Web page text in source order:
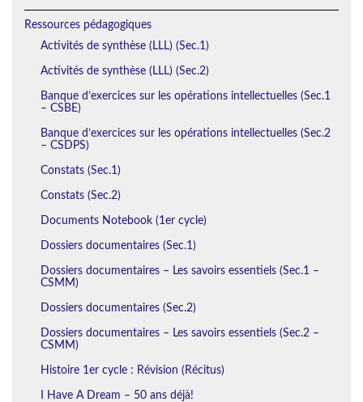
Ressources pédagogiques
Activités de synthèse (LLL) (Sec.1)
Activités de synthèse (LLL) (Sec.2)
Banque d’exercices sur les opérations intellectuelles (Sec.1
– CSBE)
Banque d’exercices sur les opérations intellectuelles (Sec.2
– CSDPS)
Constats (Sec.1)
Constats (Sec.2)
Documents Notebook (1er cycle)
Dossiers documentaires (Sec.1)
Dossiers documentaires – Les savoirs essentiels (Sec.1 –
CSMM)
Dossiers documentaires (Sec.2)
Dossiers documentaires – Les savoirs essentiels (Sec.2 –
CSMM)
Histoire 1er cycle : Révision (Récitus)
I Have A Dream – 50 ans déjà!